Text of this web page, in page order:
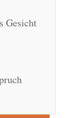
Gesicht